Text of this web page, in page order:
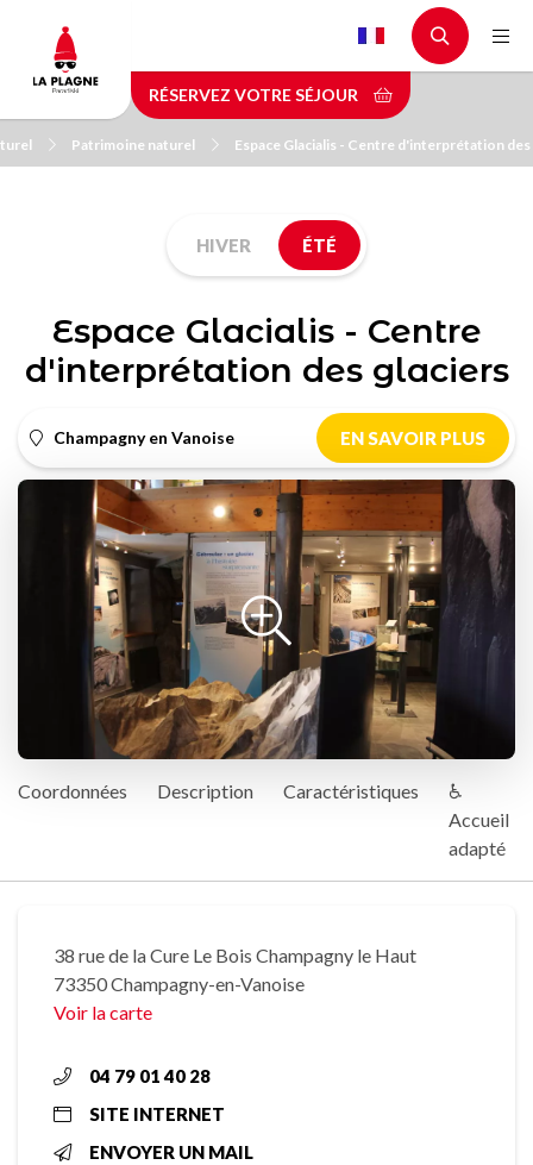
contenu
principal
RÉSERVEZ VOTRE SÉJOUR
Patrimoine naturel Espace Glacialis - Centre d'interprétation
HIVER ÉTÉ
Espace Glacialis - Centre
d'interprétation des glaciers
Champagny en Vanoise EN SAVOIR PLUS
Coordonnées Description Caractéristiques
♿
Accueil
adapté
38 rue de la Cure Le Bois Champagny le Haut
73350 Champagny-en-Vanoise
Voir la carte
04 79 01 40 28
SITE INTERNET
ENVOYER UN MAIL